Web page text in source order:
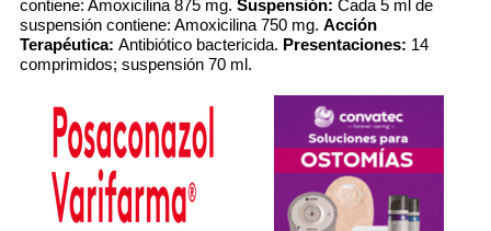
contiene: Amoxicilina 875 mg. Suspensión: Cada 5 ml de
suspensión contiene: Amoxicilina 750 mg. Acción
Terapéutica: Antibiótico bactericida. Presentaciones: 14
comprimidos; suspensión 70 ml.